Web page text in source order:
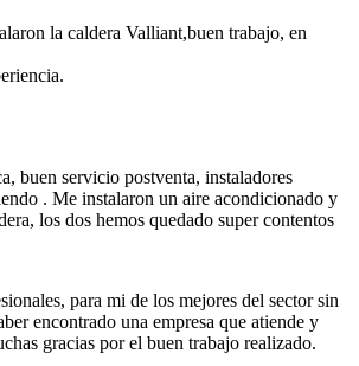
la caldera Valliant,buen trabajo, en
buen servicio postventa, instaladores
. Me instalaron un aire acondicionado y
los dos hemos quedado super contentos
para mi de los mejores del sector sin
encontrado una empresa que atiende y
gracias por el buen trabajo realizado.